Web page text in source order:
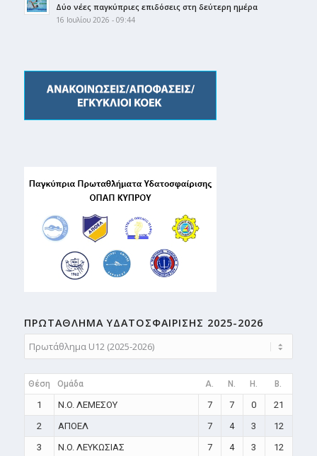
Δύο νέες παγκύπριες επιδόσεις στη δεύτερη ημέρα
16 Ιουλίου 2026 - 09:44
ΠΡΩΤΑΘΛΗMA ΥΔΑΤΟΣΦΑΙΡΙΣΗΣ 2025-2026
Θέση Ομάδα A. N. H. B.
1 N.O. ΛΕΜΕΣΟΥ 7 7 0
21
2
ΑΠΟΕΛ 7 4 3
12
3
N.O. ΛΕΥΚΩΣΙΑΣ 7 4 3
12